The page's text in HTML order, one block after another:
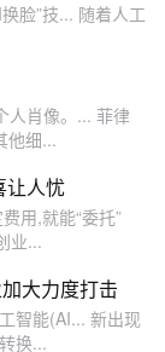
脸”技... 随着人工
人肖像。... 菲律
他细...
让人忧
用,就能“委托”
业...
大力度打击
智能(AI... 新出现
换...